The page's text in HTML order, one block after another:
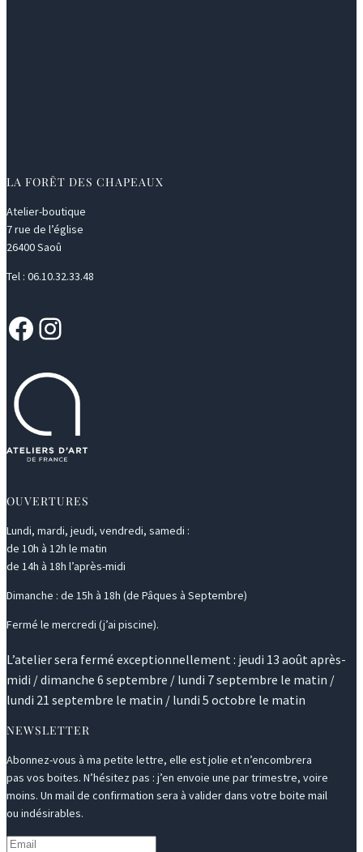
LA FORÊT DES CHAPEAUX
Atelier-boutique
7 rue de l’église
26400 Saoû
Tel : 06.10.32.33.48
Facebook Instagram
OUVERTURES
Lundi, mardi, jeudi, vendredi, samedi :
de 10h à 12h le matin
de 14h à 18h l’après-midi
Dimanche : de 15h à 18h (de Pâques à Septembre)
Fermé le mercredi (j’ai piscine).
L’atelier sera fermé exceptionnellement : jeudi 13 août après-
midi / dimanche 6 septembre / lundi 7 septembre le matin /
lundi 21 septembre le matin / lundi 5 octobre le matin
NEWSLETTER
Abonnez-vous à ma petite lettre, elle est jolie et n’encombrera
pas vos boites. N’hésitez pas : j’en envoie une par trimestre, voire
moins. Un mail de confirmation sera à valider dans votre boite mail
ou indésirables.